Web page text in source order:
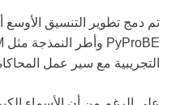
تم دمج تطوير التنسيق
التجريبية مع سير عمل